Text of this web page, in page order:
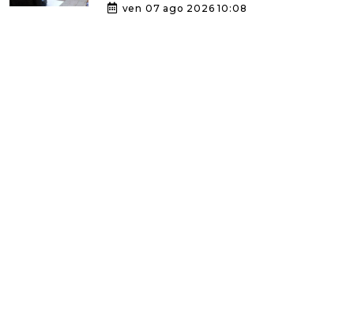
ven 07 ago 2026 10:08